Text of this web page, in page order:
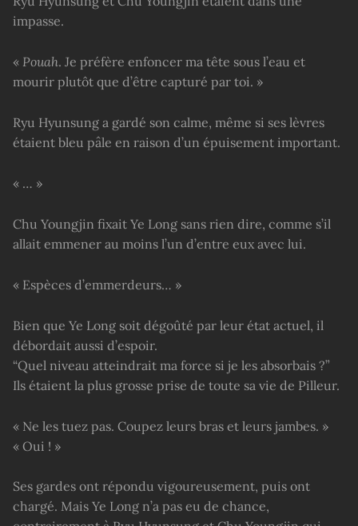
impasse.
« Pouah. Je préfère enfoncer ma tête sous l’eau et
mourir plutôt que d’être capturé par toi. »
Ryu Hyunsung a gardé son calme, même si ses lèvres
étaient bleu pâle en raison d’un épuisement important.
« … »
Chu Youngjin fixait Ye Long sans rien dire, comme s’il
allait emmener au moins l’un d’entre eux avec lui.
« Espèces d’emmerdeurs… »
Bien que Ye Long soit dégoûté par leur état actuel, il
débordait aussi d’espoir.
“Quel niveau atteindrait ma force si je les absorbais ?”
Ils étaient la plus grosse prise de toute sa vie de Pilleur.
« Ne les tuez pas. Coupez leurs bras et leurs jambes. »
« Oui ! »
Ses gardes ont répondu vigoureusement, puis ont
chargé. Mais Ye Long n’a pas eu de chance,